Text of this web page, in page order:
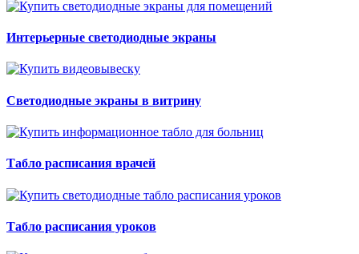
Интерьерные светодиодные экраны
Светодиодные экраны в витрину
Табло расписания врачей
Табло расписания уроков